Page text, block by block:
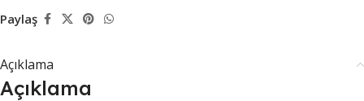
Paylaş
Açıklama
Açıklama